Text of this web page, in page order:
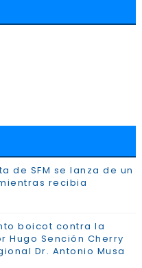
de SFM se lanza de un
recibia
boicot contra la
Hugo Sención Cherry
Dr. Antonio Musa